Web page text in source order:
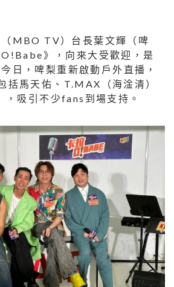
MBO TV）台長葉文輝（啤
》，向來大受歡迎，是
日，啤梨重新啟動戶外直播，
括馬天佑、T.MAX（海淦清）
吸引不少fans到場支持。